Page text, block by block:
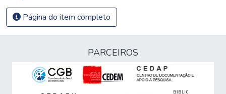
Página do item completo
PARCEIROS